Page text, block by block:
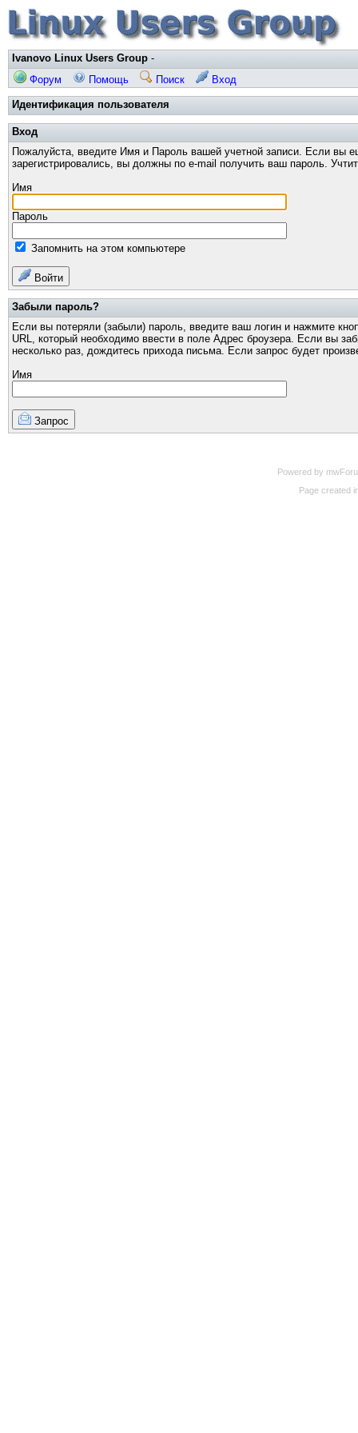
Ivanovo Linux Users Group -
Форум
Помощь Поиск Вход
Идентификация пользователя
Вход
Пожалуйста, введите Имя и Пароль вашей учетной записи. Если вы
зарегистрировались, вы должны по e-mail получить ваш пароль.
Имя
Пароль
Запомнить на этом компьютере
Войти
Забыли пароль?
Если вы потеряли (забыли) пароль, введите ваш логин и нажмите
URL, который необходимо ввести в поле Адрес броузера. Если вы
несколько раз, дождитесь прихода письма. Если запрос будет
Имя
Запрос
Powered by
Page created